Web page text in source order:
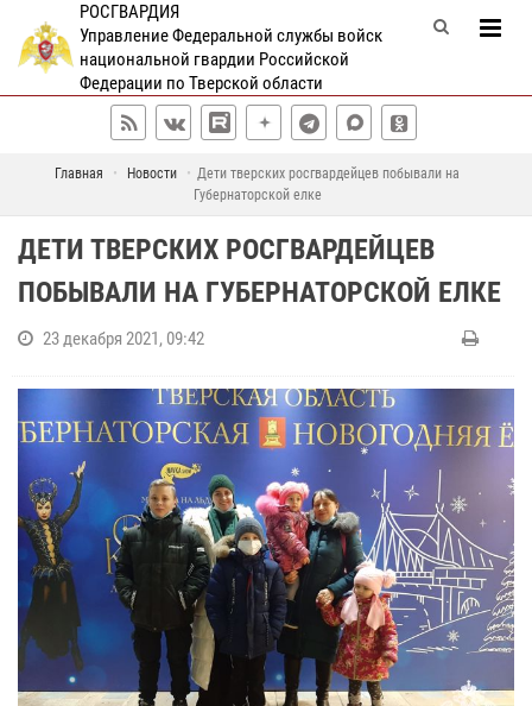
РОСГВАРДИЯ
Управление Федеральной службы войск
национальной гвардии Российской
Федерации по Тверской области
Главная Новости
Дети тверских росгвардейцев побывали на
Губернаторской елке
ДЕТИ ТВЕРСКИХ РОСГВАРДЕЙЦЕВ
ПОБЫВАЛИ НА ГУБЕРНАТОРСКОЙ ЕЛКЕ
23 декабря 2021, 09:42